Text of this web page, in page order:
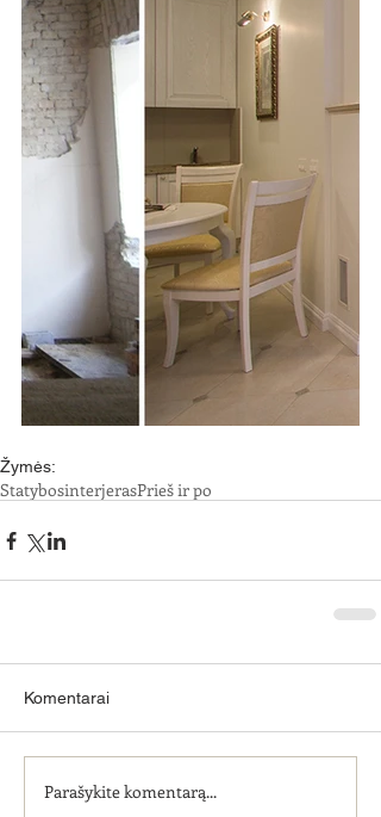
Žymės:
StatybosinterjerasPrieš ir po
Komentarai
Parašykite komentarą...